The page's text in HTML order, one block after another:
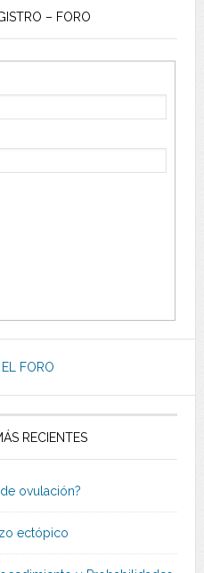
– FORO
FORO
RECIENTES
ovulación?
ectópico